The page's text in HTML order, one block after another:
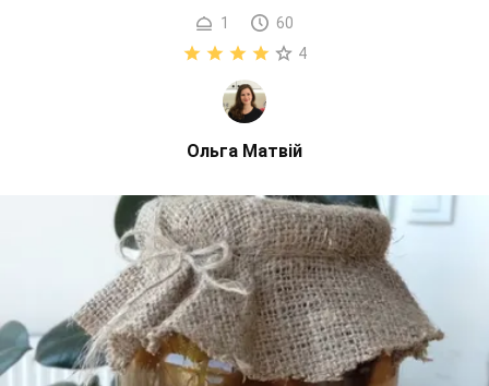
1
60
4
Ольга Матвій